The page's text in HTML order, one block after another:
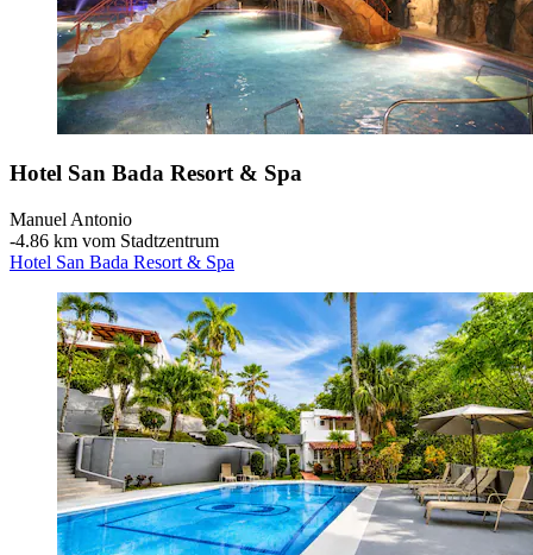
Hotel San Bada Resort & Spa
Manuel Antonio
‐4.86 km vom Stadtzentrum
Hotel San Bada Resort & Spa